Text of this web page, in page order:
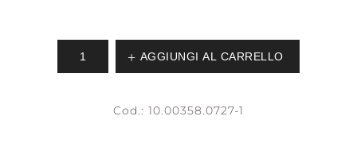
AGGIUNGI AL CARRELLO
Cod.: 10.00358.0727-1